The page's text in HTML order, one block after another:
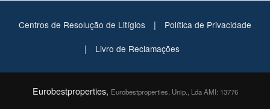
Centros de Resolução de Litígios | Política de Privacidade
| Livro de Reclamações
Eurobestproperties, Eurobestproperties, Unip., Lda AMI: 13776